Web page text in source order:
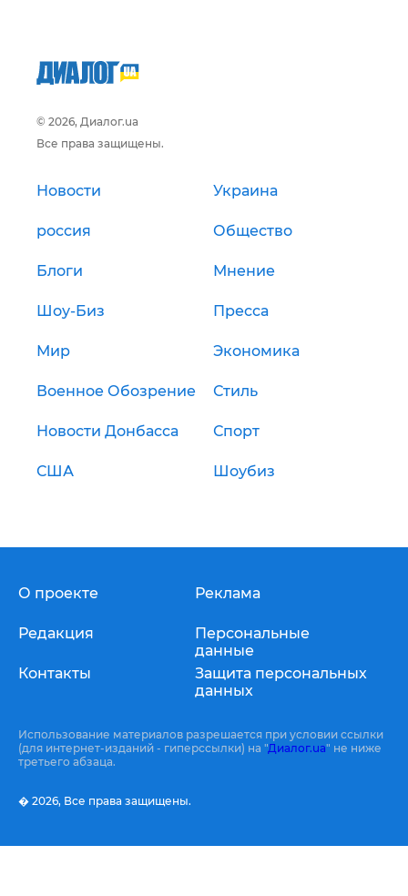
© 2026, Диалог.ua
Все права защищены.
Новости Украина
россия Общество
Блоги Мнение
Шоу-Биз Пресса
Мир Экономика
Военное Обозрение Стиль
Новости Донбасса Спорт
США Шоубиз
О проекте
Редакция
Контакты
Реклама
Персональные
данные
Защита персональных
данных
Использование материалов разрешается при условии ссылки
(для интернет-изданий - гиперссылки) на "Диалог.ua" не ниже
третьего абзаца.
� 2026, Все права защищены.